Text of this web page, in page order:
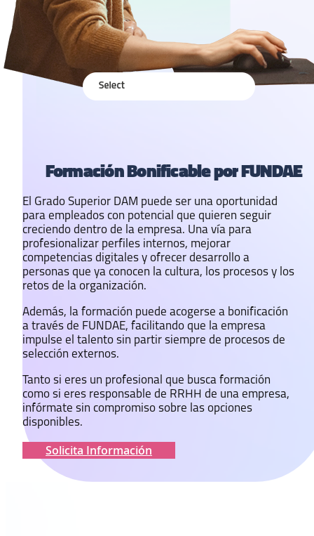
Formación Bonificable por FUNDAE
El Grado Superior DAM puede ser una oportunidad
para empleados con potencial que quieren seguir
creciendo dentro de la empresa. Una vía para
profesionalizar perfiles internos, mejorar
competencias digitales y ofrecer desarrollo a
personas que ya conocen la cultura, los procesos y los
retos de la organización.
Además, la formación puede acogerse a bonificación
a través de FUNDAE, facilitando que la empresa
impulse el talento sin partir siempre de procesos de
selección externos.
Tanto si eres un profesional que busca formación
como si eres responsable de RRHH de una empresa,
infórmate sin compromiso sobre las opciones
disponibles.
Solicita Información